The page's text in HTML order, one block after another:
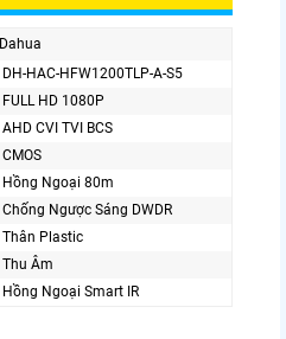
Dahua
DH-HAC-HFW1200TLP-A-S5
FULL HD 1080P
AHD CVI TVI BCS
CMOS
Hồng Ngoại 80m
Chống Ngược Sáng DWDR
Thân Plastic
Thu Âm
Hồng Ngoại Smart IR